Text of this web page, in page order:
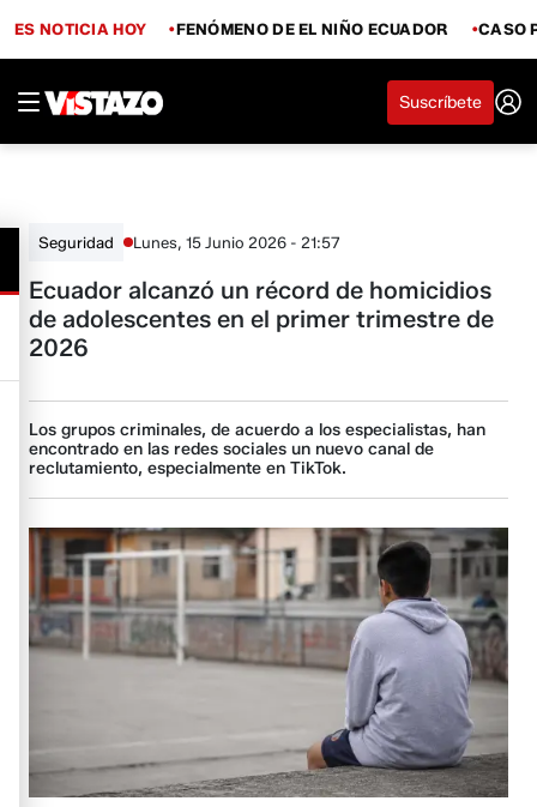
ES NOTICIA HOY FENÓMENO DE EL NIÑO ECUADOR CASO
Suscríbete
Seguridad Lunes, 15 Junio 2026 - 21:57
Ecuador alcanzó un récord de homicidios
de adolescentes en el primer trimestre de
2026
Los grupos criminales, de acuerdo a los especialistas, han
encontrado en las redes sociales un nuevo canal de
reclutamiento, especialmente en TikTok.